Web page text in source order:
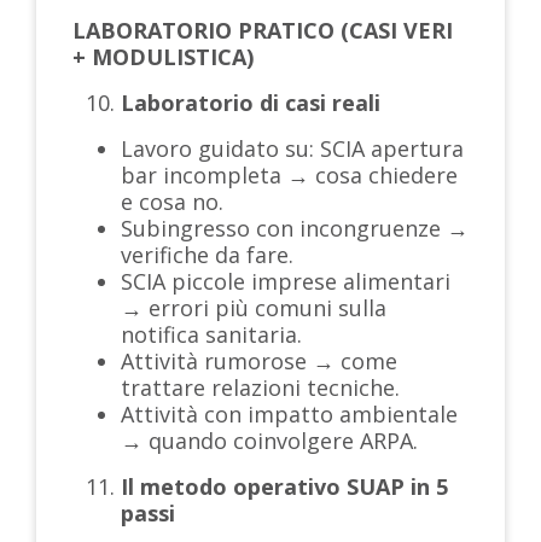
LABORATORIO PRATICO (CASI VERI
+ MODULISTICA)
Laboratorio di casi reali
Lavoro guidato su: SCIA apertura
bar incompleta → cosa chiedere
e cosa no.
Subingresso con incongruenze →
verifiche da fare.
SCIA piccole imprese alimentari
→ errori più comuni sulla
notifica sanitaria.
Attività rumorose → come
trattare relazioni tecniche.
Attività con impatto ambientale
→ quando coinvolgere ARPA.
Il metodo operativo SUAP in 5
passi